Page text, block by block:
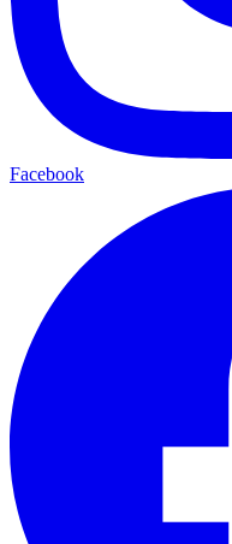
Facebook